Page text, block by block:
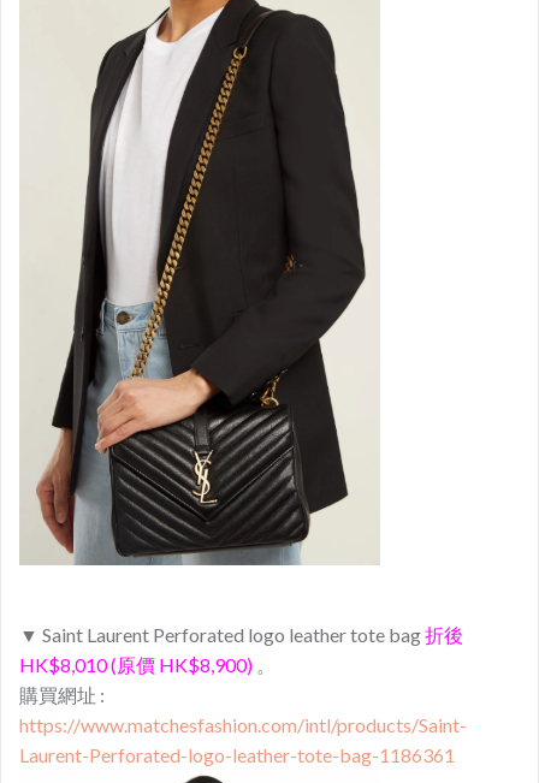
▼ Saint Laurent Perforated logo leather tote bag折後
HK$8,010 (原價 HK$8,900) 。
購買網址 :
https://www.matchesfashion.com/intl/products/Saint-
Laurent-Perforated-logo-leather-tote-bag-1186361